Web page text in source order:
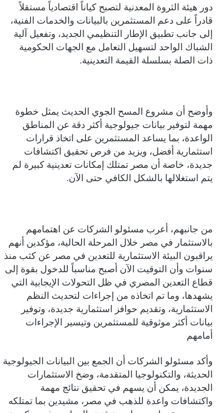
دور هيئة الثروة المعدنية لتصبح كياناً اقتصادياً مستقلاً
قادراً على دعم المستثمرين بالبيانات والخدمات الفنية،
إلى جانب تطبيق الإطار التنظيمي الجديد، وتفعيل آلية
الشباك الواحد لتسهيل التعامل مع الجهات الحكومية
ذات الصلة بسلسلة القيمة التعدينية.
وأوضح أن مشروع المسح الجوي الحديث يمثل خطوة
مهمة لتوفير بيانات جيولوجية أكثر دقة عن المناطق
الواعدة، بما يساعد المستثمرين على اتخاذ قرارات
استثمارية أفضل، ويزيد من فرص تحقيق اكتشافات
جديدة، خاصة أن مصر تمتلك إمكانات تعدينية كبيرة لم
يتم استغلالها بالشكل الكافي حتى الآن.
من جانبهم، أعرب مسئولو الشركات عن اهتمامهم
بالاستثمار في مصر خلال المرحلة الحالية، مؤكدين أنهم
يراقبون البيئة الاستثمارية للتعدين في مصر عن كثب منذ
سنوات وأن التوقيت الآن أصبح مناسباً للدخول بقوة إلى
قطاع التعدين المصري في ظل التحولات الإيجابية التي
يشهدها، وما تم اتخاذه من إجراءات لتحديث النظم
الاستثمارية، وتقديم حوافز استثمارية جديدة، وتوفير
بيانات أكثر موثوقية للمستثمرين وتيسير الإجراءات
أمامهم
وأكد مسئولو الشركات أن الجمع بين البيانات الجيولوجية
الحديثة، والتكنولوجيا المتقدمة، وضخ الاستثمارات
الجديدة، يمكن أن يسهم في تحقيق نتائج مهمة
واكتشافات واعدة للذهب في مصر، مشيدين بما تمتلكه